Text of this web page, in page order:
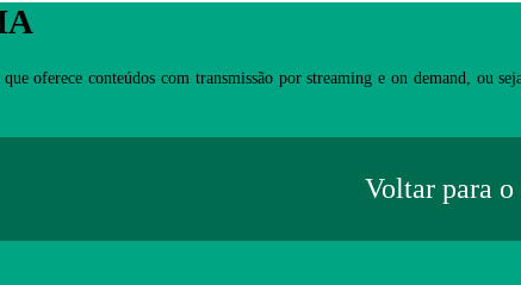
oferece conteúdos com transmissão por streaming e on demand, ou
Voltar para o